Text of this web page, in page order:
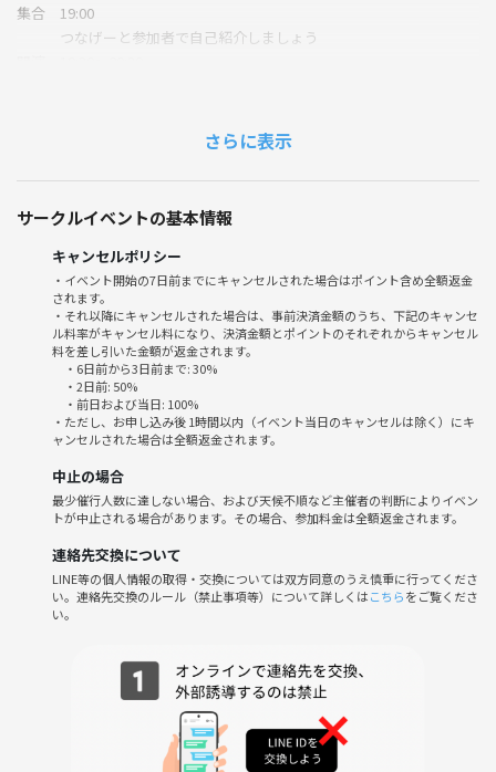
集合 19:00
つなげーと参加者で自己紹介しましょう
３）AIの可能性と課題について（20分）
５）質疑応答（5分）
懇親会 20:30〜21:00（選書の閲覧など）
ピンチョス、ドリンク(アルコール・ソフトドリンク)飲み放題付き。
本イベント終了後も有志で神保町で二次会しましょう！
【登壇者】
岸裕真（アーティスト）
名古摩耶（「ARTnews JAPAN」編集長）
【参加費】
5,000円
こちらからお申し込みください。
https://bookandart-meets-night-talk-241111.peatix.com/
さらに表示
サークルイベントの基本情報
キャンセルポリシー
・イベント開始の7日前までにキャンセルされた場合はポイント含め全額返金
されます。
・それ以降にキャンセルされた場合は、事前決済金額のうち、下記のキャンセ
ル料率がキャンセル料になり、決済金額とポイントのそれぞれからキャンセル
料を差し引いた金額が返金されます。
・6日前から3日前まで: 30%
・2日前: 50%
・前日および当日: 100%
・ただし、お申し込み後 1時間以内（イベント当日のキャンセルは除く）にキ
ャンセルされた場合は全額返金されます。
中止の場合
最少催行人数に達しない場合、および天候不順など主催者の判断によりイベン
トが中止される場合があります。その場合、参加料金は全額返金されます。
連絡先交換について
LINE等の個人情報の取得・交換については双方同意のうえ慎重に行ってくださ
い。連絡先交換のルール（禁止事項等）について詳しくはこちらをご覧くださ
い。